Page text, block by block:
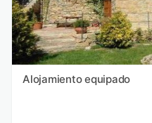
Alojamiento equipado